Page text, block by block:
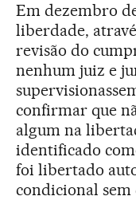
Em dezembro
liberdade,
revisão do
nenhum juiz e
confirmar que
algum na
identificado
foi libertado
condicional sem